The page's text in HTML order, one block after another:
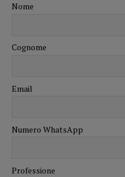
Nome
Cognome
Email
Numero WhatsApp
Professione